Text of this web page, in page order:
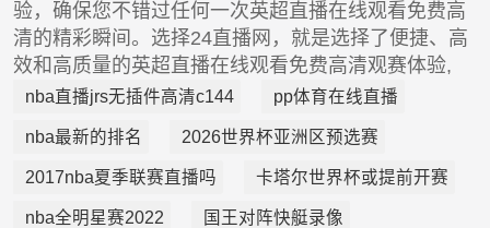
验，确保您不错过任何一次英超直播在线观看免费高
清的精彩瞬间。选择24直播网，就是选择了便捷、高
效和高质量的英超直播在线观看免费高清观赛体验,
nba直播jrs无插件高清c144 pp体育在线直播
nba最新的排名 2026世界杯亚洲区预选赛
2017nba夏季联赛直播吗 卡塔尔世界杯或提前开赛
nba全明星赛2022 国王对阵快艇录像